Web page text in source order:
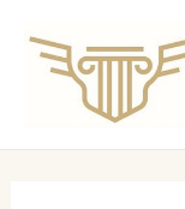
содержимому